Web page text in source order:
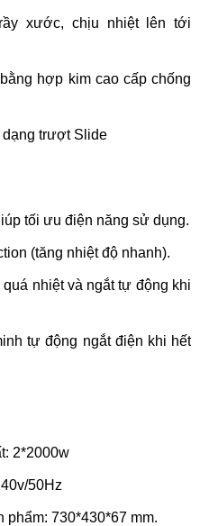
xước, chịu nhiệt lên tới
hợp kim cao cấp chống
trượt Slide
tối ưu điện năng sử dụng.
(tăng nhiệt độ nhanh).
nhiệt và ngắt tự động khi
tự động ngắt điện khi hết
2*2000w
50Hz
730*430*67 mm.